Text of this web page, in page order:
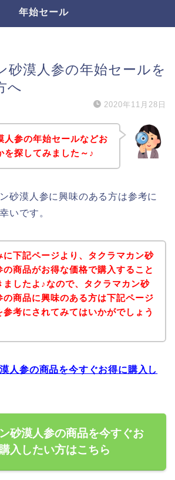
年始セール
砂漠人参の年始セールを
へ
2020年11月28日
人参の年始セールなどお
を探してみました～♪
砂漠人参に興味のある方は参考に
いです。
に下記ページより、タクラマカン砂
の商品がお得な価格で購入すること
ましたよ♪なので、タクラマカン砂
の商品に興味のある方は下記ページ
参考にされてみてはいかがでしょう
人参の商品を今すぐお得に購入し
砂漠人参の商品を今すぐお
入したい方はこちら